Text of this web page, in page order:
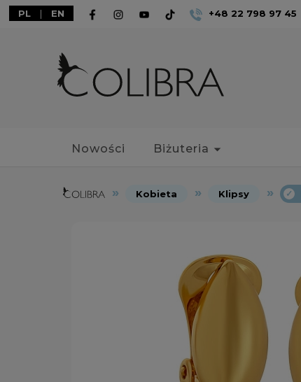
PL | EN +48 22 798 97 45
Nowości Biżuteria
Kobieta Klipsy